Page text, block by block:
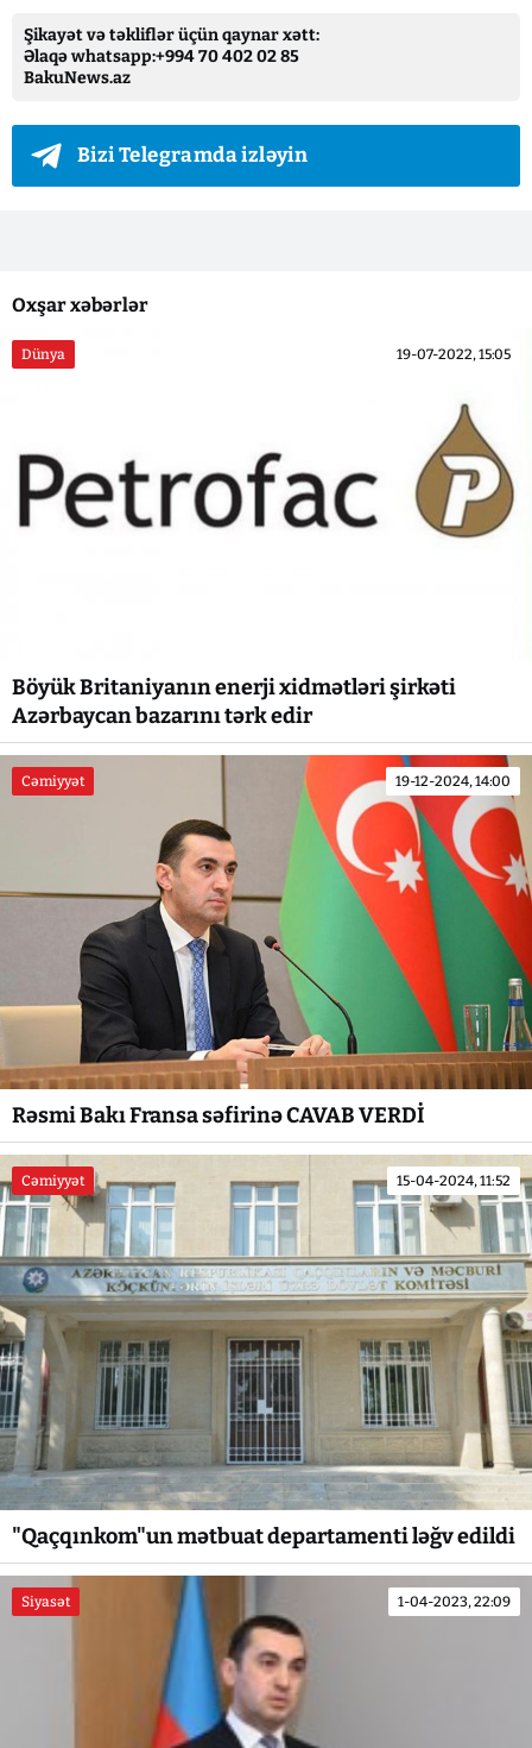
Şikayət və təkliflər üçün qaynar xətt:
Əlaqə whatsapp:+994 70 402 02 85
BakuNews.az
Bizi Telegramda izləyin
Oxşar xəbərlər
Dünya 19-07-2022, 15:05
Böyük Britaniyanın enerji xidmətləri şirkəti
Azərbaycan bazarını tərk edir
Cəmiyyət 19-12-2024, 14:00
Rəsmi Bakı Fransa səfirinə CAVAB VERDİ
Cəmiyyət 15-04-2024, 11:52
"Qaçqınkom"un mətbuat departamenti ləğv edildi
Siyasət 1-04-2023, 22:09